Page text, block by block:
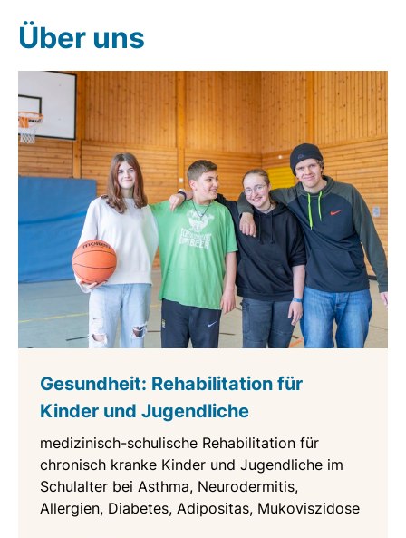
Über uns
Gesundheit: Rehabilitation für
Kinder und Jugendliche
medizinisch-schulische Rehabilitation für
chronisch kranke Kinder und Jugendliche im
Schulalter bei Asthma, Neurodermitis,
Allergien, Diabetes, Adipositas, Mukoviszidose